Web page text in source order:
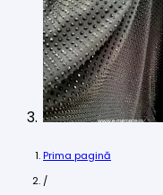
Prima pagină
/